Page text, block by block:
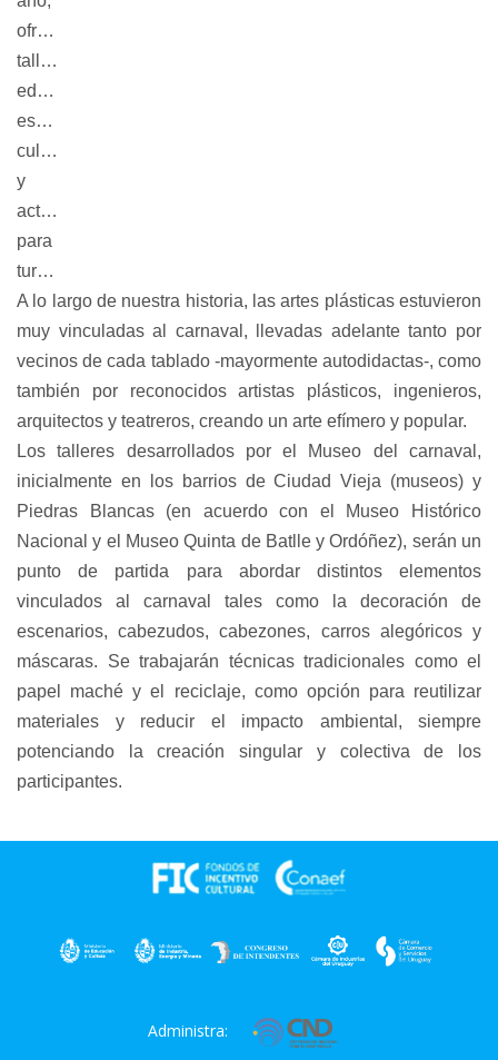
ofrece
talleres
educativos,
espectáculos
culturales
y
actividades
para
turistas.
A lo largo de nuestra historia, las artes plásticas estuvieron
muy vinculadas al carnaval, llevadas adelante tanto por
vecinos de cada tablado -mayormente autodidactas-, como
también por reconocidos artistas plásticos, ingenieros,
arquitectos y teatreros, creando un arte efímero y popular.
Los talleres desarrollados por el Museo del carnaval,
inicialmente en los barrios de Ciudad Vieja (museos) y
Piedras Blancas (en acuerdo con el Museo Histórico
Nacional y el Museo Quinta de Batlle y Ordóñez), serán un
punto de partida para abordar distintos elementos
vinculados al carnaval tales como la decoración de
escenarios, cabezudos, cabezones, carros alegóricos y
máscaras. Se trabajarán técnicas tradicionales como el
papel maché y el reciclaje, como opción para reutilizar
materiales y reducir el impacto ambiental, siempre
potenciando la creación singular y colectiva de los
participantes.
Administra: